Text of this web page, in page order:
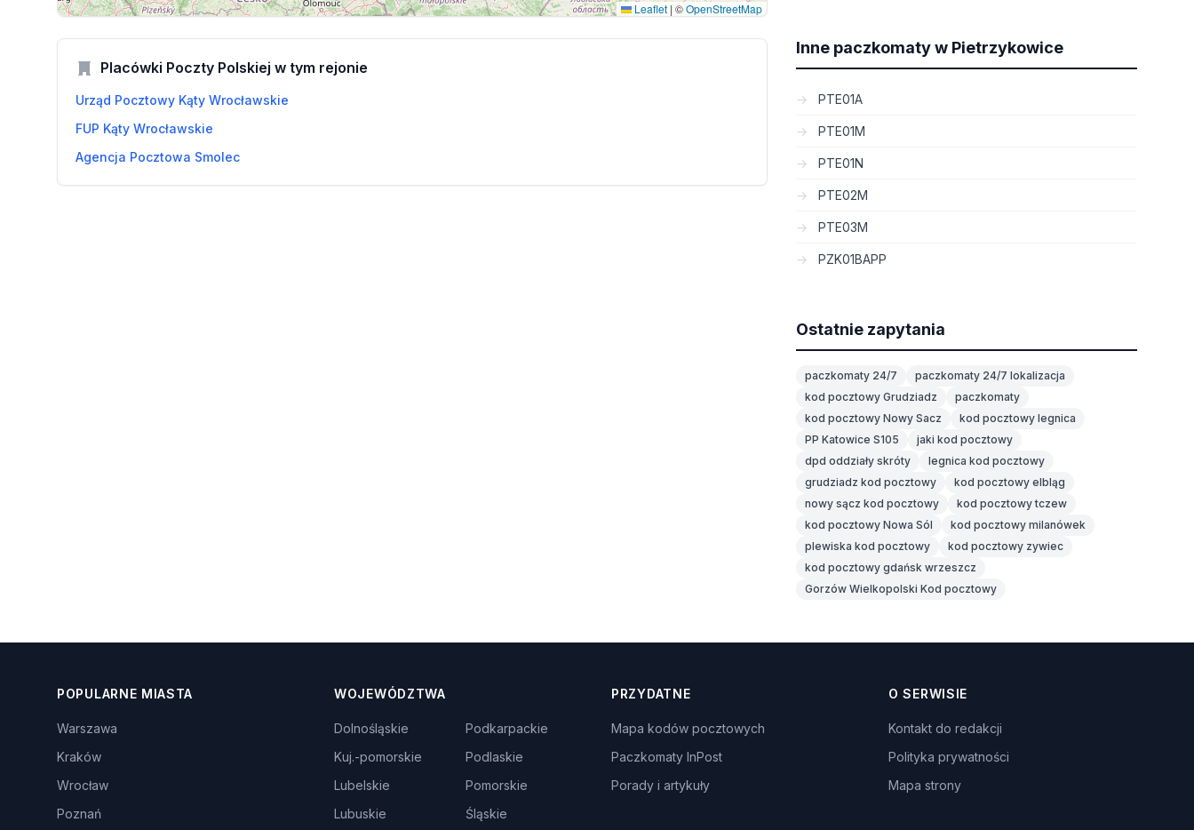
Leaflet | ©OpenStreetMap
Placówki Poczty Polskiej w tym rejonie
Urząd Pocztowy Kąty Wrocławskie
FUP Kąty Wrocławskie
Agencja Pocztowa Smolec
Inne paczkomaty w Pietrzykowice
PTE01A
PTE01M
PTE01N
PTE02M
PTE03M
PZK01BAPP
Ostatnie zapytania
paczkomaty 24/7
paczkomaty 24/7 lokalizacja
kod pocztowy Grudziadz
paczkomaty
kod pocztowy Nowy Sacz
kod pocztowy legnica
PP Katowice S105
jaki kod pocztowy
dpd oddziały skróty
legnica kod pocztowy
grudziadz kod pocztowy
kod pocztowy elbląg
nowy sącz kod pocztowy
kod pocztowy tczew
kod pocztowy Nowa Sól
kod pocztowy milanówek
plewiska kod pocztowy
kod pocztowy zywiec
kod pocztowy gdańsk wrzeszcz
Gorzów Wielkopolski Kod pocztowy
POPULARNE MIASTA
Warszawa
Kraków
Wrocław
Poznań
WOJEWÓDZTWA
Dolnośląskie
Kuj.-pomorskie
Lubelskie
Lubuskie
Podkarpackie
Podlaskie
Pomorskie
Śląskie
PRZYDATNE
Mapa kodów pocztowych
Paczkomaty InPost
Porady i artykuły
O SERWISIE
Kontakt do redakcji
Polityka prywatności
Mapa strony